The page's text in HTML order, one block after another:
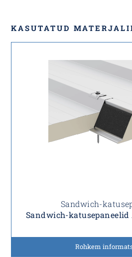
KASUTATUD
Sandwich-
Sandwich-katusepaneelid
Rohkem